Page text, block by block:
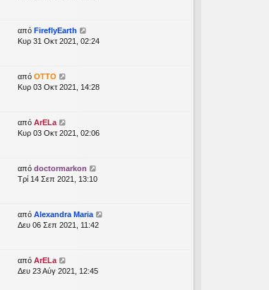
από FireflyEarth
Κυρ 31 Οκτ 2021, 02:24
από OTTO
Κυρ 03 Οκτ 2021, 14:28
από ArELa
Κυρ 03 Οκτ 2021, 02:06
από doctormarkon
Τρί 14 Σεπ 2021, 13:10
από Alexandra Maria
Δευ 06 Σεπ 2021, 11:42
από ArELa
Δευ 23 Αύγ 2021, 12:45